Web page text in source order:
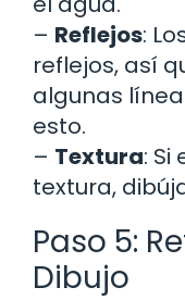
– Reflejos:
reflejos, así
algunas
esto.
– Textura: Si
textura,
Paso 5:
Dibujo